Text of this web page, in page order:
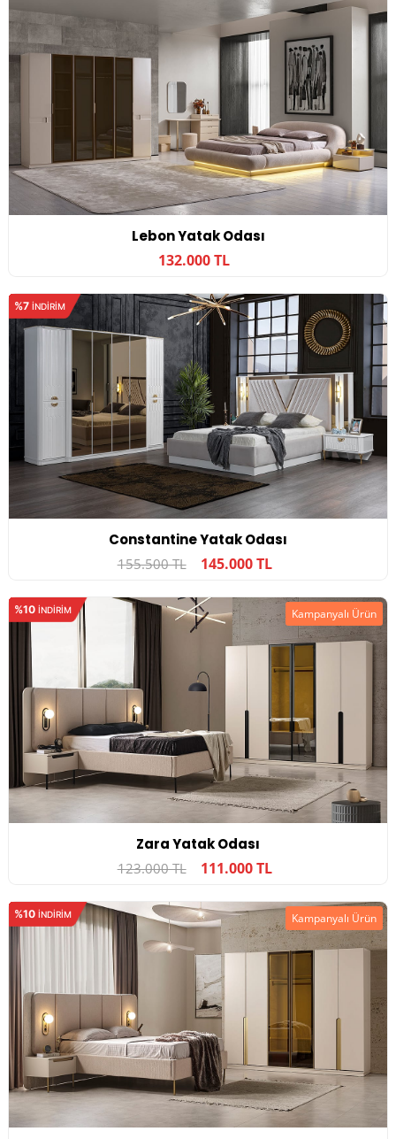
Lebon Yatak Odası
132.000 TL
%7 INDIRIM
Constantine Yatak Odası
155.500 TL 145.000 TL
%10 INDIRIM
Zara Yatak Odası
123.000 TL 111.000 TL
Kampanyalı Ürün
%10 INDIRIM Kampanyalı Ürün